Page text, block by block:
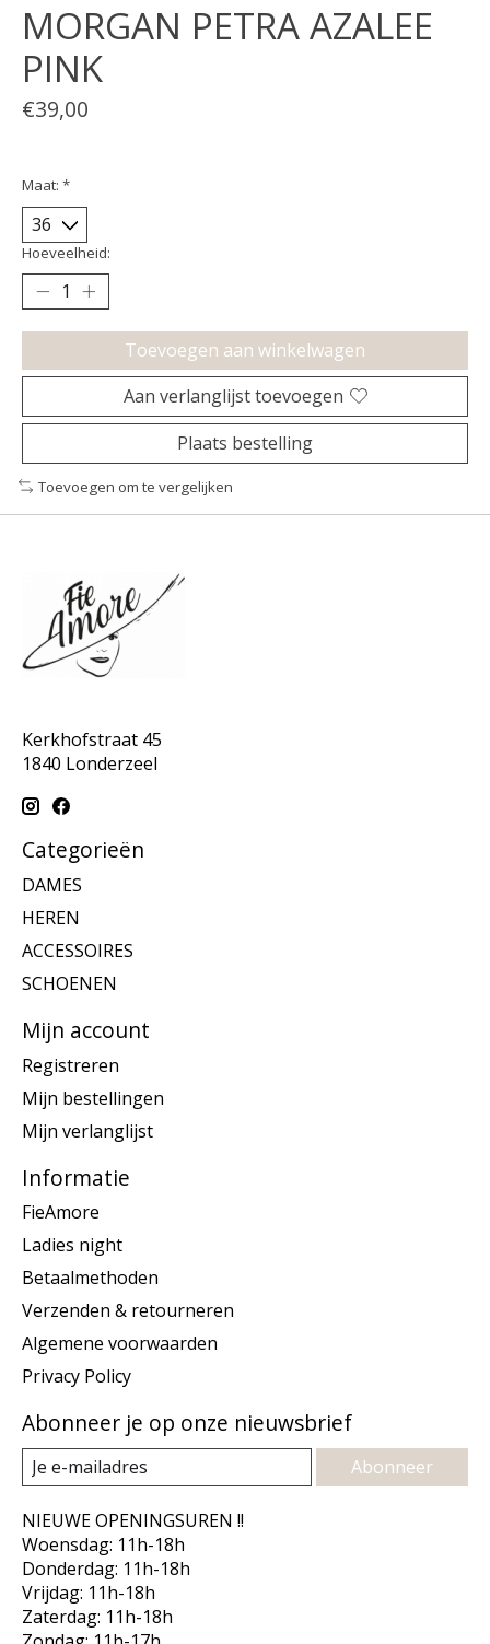
MORGAN PETRA AZALEE
PINK
€39,00
Maat: *
Hoeveelheid:
Toevoegen aan winkelwagen
Aan verlanglijst toevoegen
Plaats bestelling
Toevoegen om te vergelijken
Kerkhofstraat 45
1840 Londerzeel
Categorieën
DAMES
HEREN
ACCESSOIRES
SCHOENEN
Mijn account
Registreren
Mijn bestellingen
Mijn verlanglijst
Informatie
FieAmore
Ladies night
Betaalmethoden
Verzenden & retourneren
Algemene voorwaarden
Privacy Policy
Abonneer je op onze nieuwsbrief
Abonneer
NIEUWE OPENINGSUREN !!
Woensdag: 11h-18h
Donderdag: 11h-18h
Vrijdag: 11h-18h
Zaterdag: 11h-18h